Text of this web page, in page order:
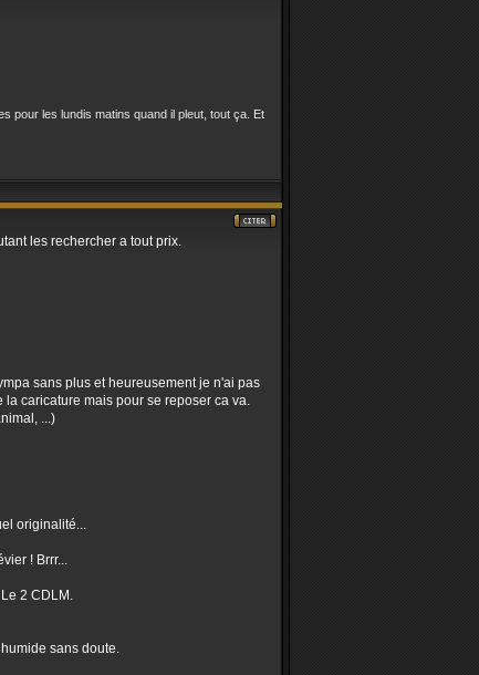
pour les lundis matins quand il pleut, tout ça. Et
les rechercher a tout prix.
sans plus et heureusement je n'ai pas
caricature mais pour se reposer ca va.
...)
originalité...
! Brrr...
2 CDLM.
sans doute.